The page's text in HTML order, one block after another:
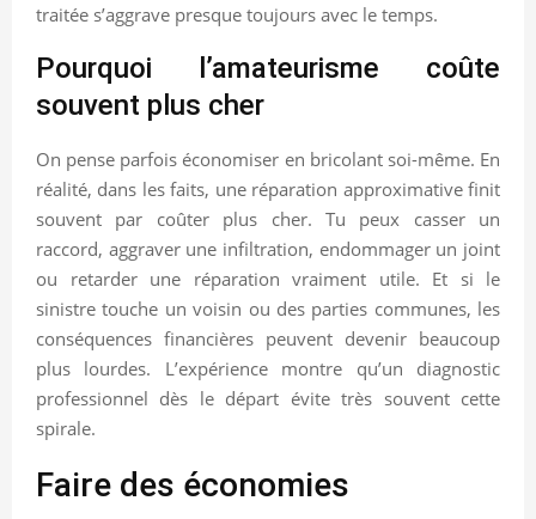
traitée s’aggrave presque toujours avec le temps.
Pourquoi l’amateurisme coûte
souvent plus cher
On pense parfois économiser en bricolant soi-même. En
réalité, dans les faits, une réparation approximative finit
souvent par coûter plus cher. Tu peux casser un
raccord, aggraver une infiltration, endommager un joint
ou retarder une réparation vraiment utile. Et si le
sinistre touche un voisin ou des parties communes, les
conséquences financières peuvent devenir beaucoup
plus lourdes. L’expérience montre qu’un diagnostic
professionnel dès le départ évite très souvent cette
spirale.
Faire des économies